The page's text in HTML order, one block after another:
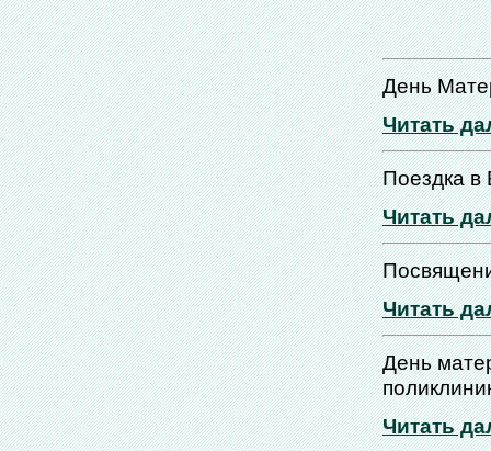
День
Читать
Поездка в
Читать
Читать
День
Читать